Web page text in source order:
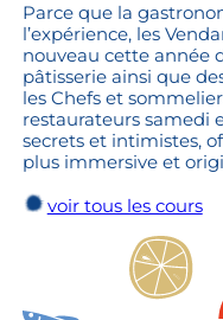
Parce que la
l’expérience, les
nouveau cette année
pâtisserie ainsi que
les Chefs et
restaurateurs samedi
secrets et intimistes,
plus immersive et
voir tous les cours